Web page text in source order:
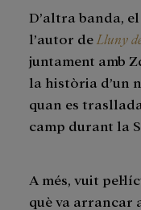
D’altra banda,
l’autor de Lluny
juntament amb
la història d’un
quan es
camp durant la
A més, vuit
què va arrancar